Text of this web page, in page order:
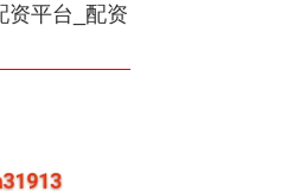
资平台_配资